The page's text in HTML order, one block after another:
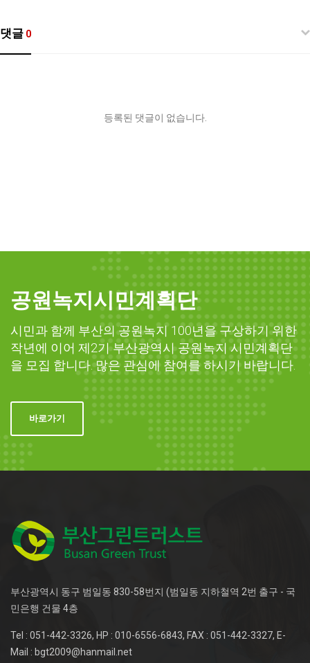
댓글 0
등록된 댓글이 없습니다.
공원녹지시민계획단
시민과 함께 부산의 공원녹지 100년을 구상하기 위한
작년에 이어 제2기 부산광역시 공원녹지 시민계획단
을 모집 합니다. 많은 관심에 참여를 하시기 바랍니다.
바로가기
부산광역시 동구 범일동 830-58번지 (범일동 지하철역 2번 출구 - 국
민은행 건물 4층
Tel : 051-442-3326, HP : 010-6556-6843, FAX : 051-442-3327, E-
Mail : bgt2009@hanmail.net